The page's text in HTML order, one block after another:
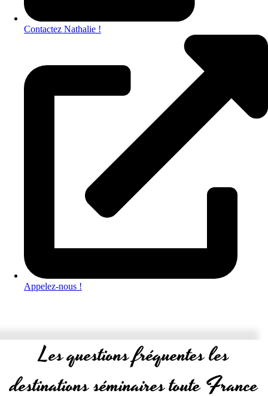
Contactez Nathalie !
Appelez-nous !
Les questions fréquentes les
destinations séminaires toute France